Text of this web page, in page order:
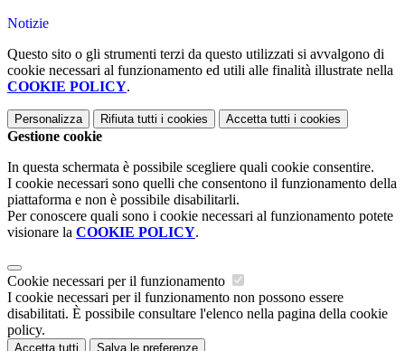
Notizie
Questo sito o gli strumenti terzi da questo utilizzati si avvalgono di
cookie necessari al funzionamento ed utili alle finalità illustrate nella
COOKIE POLICY.
Personalizza Rifiuta tutti i cookies Accetta tutti i cookies
Gestione cookie
In questa schermata è possibile scegliere quali cookie consentire.
I cookie necessari sono quelli che consentono il funzionamento della
piattaforma e non è possibile disabilitarli.
Per conoscere quali sono i cookie necessari al funzionamento potete
visionare la COOKIE POLICY.
Cookie necessari per il funzionamento
I cookie necessari per il funzionamento non possono essere
disabilitati. È possibile consultare l'elenco nella pagina della cookie
policy.
Accetta tutti Salva le preferenze